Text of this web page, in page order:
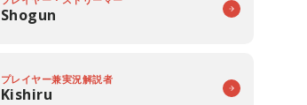
Shogun
プレイヤー兼実況解説者
Kishiru